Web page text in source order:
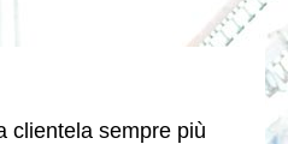
clientela sempre più